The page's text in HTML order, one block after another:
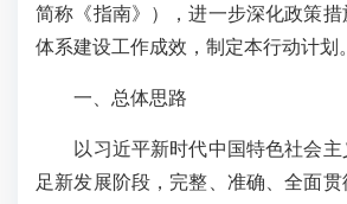
简称《指南》），进一步深化政策
体系建设工作成效，制定本行动计划。
一、总体思路
以习近平新时代中国特色社会主
足新发展阶段，完整、准确、全面